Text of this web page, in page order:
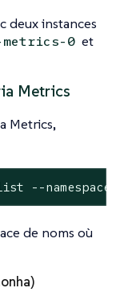
deux instances
0 et
Metrics
Metrics,
de noms où